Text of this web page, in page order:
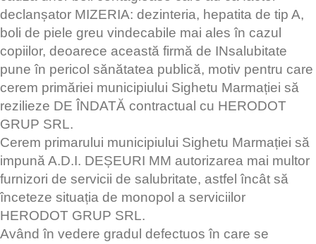
declanșator MIZERIA: dezinteria, hepatita de tip A,
boli de piele greu vindecabile mai ales în cazul
copiilor, deoarece această firmă de INsalubitate
pune în pericol sănătatea publică, motiv pentru care
cerem primăriei municipiului Sighetu Marmației să
rezilieze DE ÎNDATĂ contractual cu HERODOT
GRUP SRL.
Cerem primarului municipiului Sighetu Marmației să
impună A.D.I. DEȘEURI MM autorizarea mai multor
furnizori de servicii de salubritate, astfel încât să
înceteze situația de monopol a serviciilor
HERODOT GRUP SRL.
Având în vedere gradul defectuos în care se